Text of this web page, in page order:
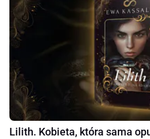
Lilith. Kobieta, która sama